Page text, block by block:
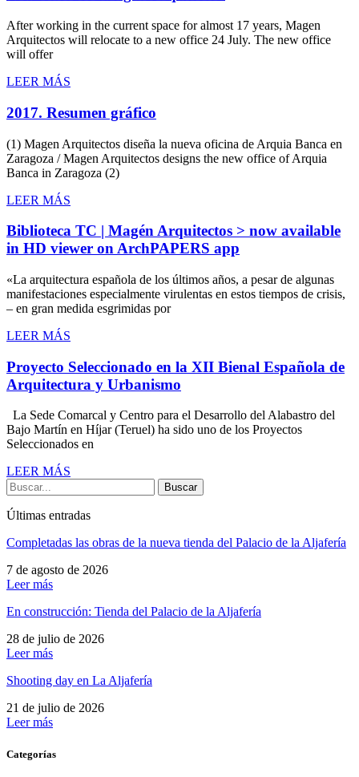
After working in the current space for almost 17 years, Magen
Arquitectos will relocate to a new office 24 July. The new office
will offer
LEER MÁS
2017. Resumen gráfico
(1) Magen Arquitectos diseña la nueva oficina de Arquia Banca en
Zaragoza / Magen Arquitectos designs the new office of Arquia
Banca in Zaragoza (2)
LEER MÁS
Biblioteca TC | Magén Arquitectos > now available
in HD viewer on ArchPAPERS app
«La arquitectura española de los últimos años, a pesar de algunas
manifestaciones especialmente virulentas en estos tiempos de crisis,
– en gran medida esgrimidas por
LEER MÁS
Proyecto Seleccionado en la XII Bienal Española de
Arquitectura y Urbanismo
La Sede Comarcal y Centro para el Desarrollo del Alabastro del
Bajo Martín en Híjar (Teruel) ha sido uno de los Proyectos
Seleccionados en
LEER MÁS
Buscar
Últimas entradas
Completadas las obras de la nueva tienda del Palacio de la Aljafería
7 de agosto de 2026
Leer más
En construcción: Tienda del Palacio de la Aljafería
28 de julio de 2026
Leer más
Shooting day en La Aljafería
21 de julio de 2026
Leer más
Categorías